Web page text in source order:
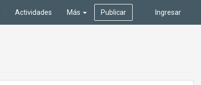
Ingresar
Actividades Más Publicar